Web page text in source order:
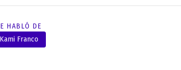
HABLÓ DE
Kami Franco